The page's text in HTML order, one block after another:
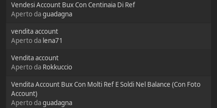
Vendesi Account Bux Con Centinaia Di Ref
Aperto daguadagna
vendita account
Aperto da lena71
Vendita account
Aperto da Rokkuccio
Vendita Account Bux Con Molti Ref E Soldi Nel Balance (Con Foto
Account)
Aperto daguadagna